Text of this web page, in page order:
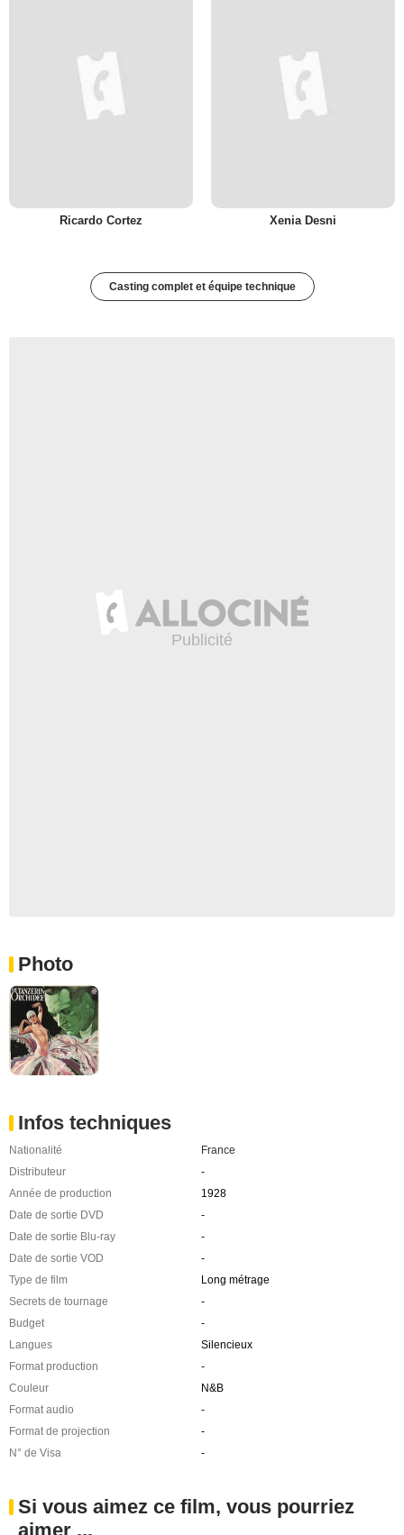
Ricardo Cortez Xenia Desni
Casting complet et équipe technique
Photo
Infos techniques
Nationalité
France
Distributeur
-
Année de production
1928
Date de sortie DVD
-
Date de sortie Blu-ray
-
Date de sortie VOD
-
Type de film
Long métrage
Secrets de tournage
-
Budget
-
Langues
Silencieux
Format production
-
Couleur
N&B
Format audio
-
Format de projection
-
N° de Visa
-
Si vous aimez ce film, vous pourriez
aimer ...